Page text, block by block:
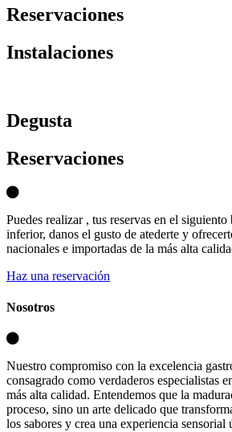
Reservaciones
Instalaciones
Degusta
Reservaciones
Puedes realizar , tus reservas en el
inferior, danos el gusto de atederte y
nacionales e importadas de la más alta
Haz una reservación
Nosotros
Nuestro compromiso con la excelencia
consagrado como verdaderos especialistas
más alta calidad. Entendemos que la
proceso, sino un arte delicado que
los sabores y crea una experiencia sensorial